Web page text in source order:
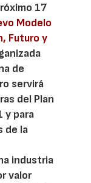
17
Modelo
Futuro y
de
servirá
del Plan
y para
de la
industria
valor